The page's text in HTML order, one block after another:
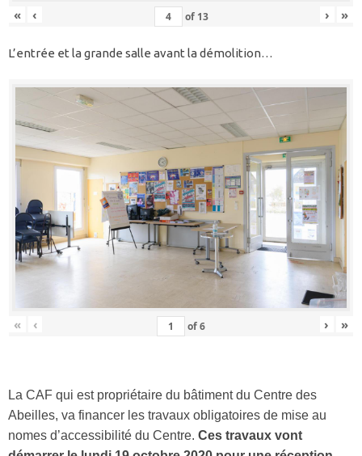
« ‹ of 13 › »
L’entrée et la grande salle avant la démolition…
« ‹ of6 › »
La CAF qui est propriétaire du bâtiment du Centre des
Abeilles, va financer les travaux obligatoires de mise au
nomes d’accessibilité du Centre. Ces travaux vont